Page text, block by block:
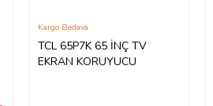
TCL 65P7K 65 İNÇ TV
EKRAN KORUYUCU
Kargo Bedava